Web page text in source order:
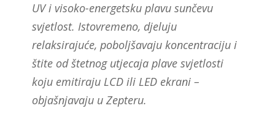
UV i visoko-energetsku plavu sunčevu
svjetlost. Istovremeno, djeluju
relaksirajuće, poboljšavaju koncentraciju i
štite od štetnog utjecaja plave svjetlosti
koju emitiraju LCD ili LED ekrani –
objašnjavaju u Zepteru.